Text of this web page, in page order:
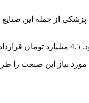
مبلمان و تجهیزات پزشکی